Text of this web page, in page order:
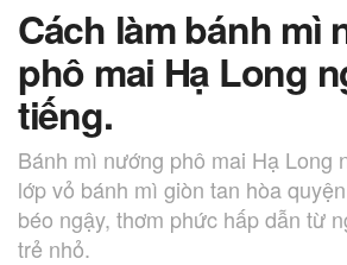
Cách làm bánh mì
phô mai Hạ Long
tiếng.
Bánh mì nướng phô mai Hạ Long
lớp vỏ bánh mì giòn tan hòa
béo ngậy, thơm phức hấp dẫn từ
trẻ nhỏ.